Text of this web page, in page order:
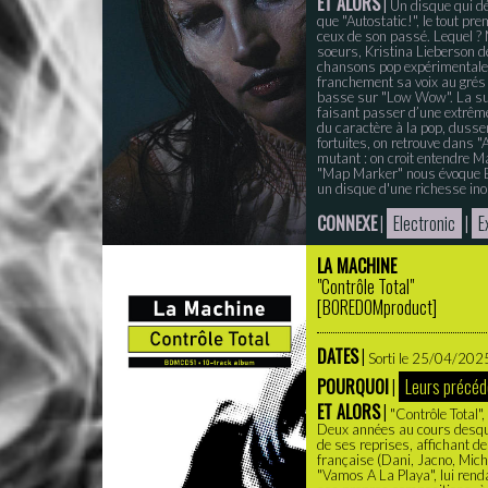
Un disque qui
que "Autostatic!", le tout
ceux de son passé. Lequel
soeurs, Kristina Lieberson
chansons pop
franchement sa voix au
basse sur "Low Wow". La
faisant passer d’une
du caractère à la pop,
fortuites, on retrouve dans
mutant : on croit entendre
"Map Marker" nous évoque
un disque d'une richesse
CONNEXE| Electronic |
LA MACHINE
"Contrôle Total"
[BOREDOMproduct]
DATES| Sorti le 25/04/
POURQUOI| Leurs
ET ALORS| "Contrôle
Deux années au cours
de ses reprises, affichant
française (Dani, Jacno,
"Vamos A La Playa", lui